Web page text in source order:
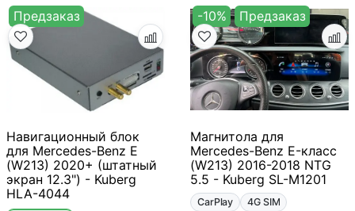
Предзаказ
Навигационный блок
для Mercedes-Benz E
(W213) 2020+ (штатный
экран 12.3") - Kuberg
HLA-4044
-10% Предзаказ
Магнитола для
Mercedes-Benz E-класс
(W213) 2016-2018 NTG
5.5 - Kuberg SL-M1201
CarPlay 4G SIM